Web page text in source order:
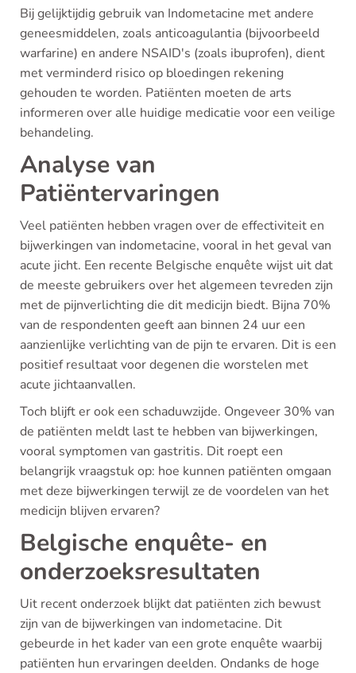
Bij gelijktijdig gebruik van Indometacine met andere
geneesmiddelen, zoals anticoagulantia (bijvoorbeeld
warfarine) en andere NSAID's (zoals ibuprofen), dient
met verminderd risico op bloedingen rekening
gehouden te worden. Patiënten moeten de arts
informeren over alle huidige medicatie voor een veilige
behandeling.
Analyse van
Patiëntervaringen
Veel patiënten hebben vragen over de effectiviteit en
bijwerkingen van indometacine, vooral in het geval van
acute jicht. Een recente Belgische enquête wijst uit dat
de meeste gebruikers over het algemeen tevreden zijn
met de pijnverlichting die dit medicijn biedt. Bijna 70%
van de respondenten geeft aan binnen 24 uur een
aanzienlijke verlichting van de pijn te ervaren. Dit is een
positief resultaat voor degenen die worstelen met
acute jichtaanvallen.
Toch blijft er ook een schaduwzijde. Ongeveer 30% van
de patiënten meldt last te hebben van bijwerkingen,
vooral symptomen van gastritis. Dit roept een
belangrijk vraagstuk op: hoe kunnen patiënten omgaan
met deze bijwerkingen terwijl ze de voordelen van het
medicijn blijven ervaren?
Belgische enquête- en
onderzoeksresultaten
Uit recent onderzoek blijkt dat patiënten zich bewust
zijn van de bijwerkingen van indometacine. Dit
gebeurde in het kader van een grote enquête waarbij
patiënten hun ervaringen deelden. Ondanks de hoge